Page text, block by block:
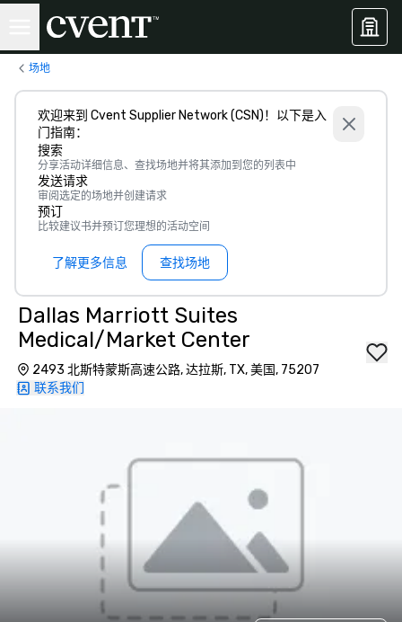
场地
欢迎来到 Cvent Supplier Network (CSN)！以下是入
门指南：
搜索
分享活动详细信息、查找场地并将其添加到您的列表中
发送请求
审阅选定的场地并创建请求
预订
比较建议书并预订您理想的活动空间
了解更多信息 查找场地
Dallas Marriott Suites
Medical/Market Center
2493 北斯特蒙斯高速公路, 达拉斯, TX, 美国, 75207
联系我们